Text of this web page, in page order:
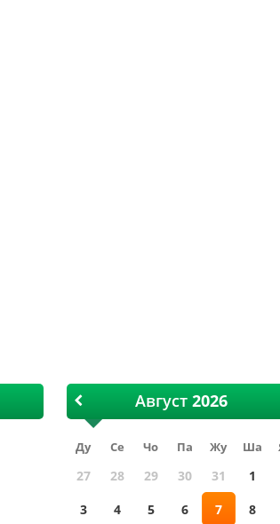
Август
Ду Се Чо Па Жу Ша
27 28 29 30 31 1
3
4 5 6 7 8